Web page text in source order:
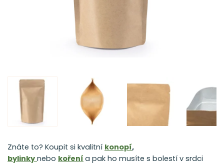
Znáte to? Koupit si kvalitní konopí,
bylinky nebo koření a pak ho musíte s bolestí v srdci